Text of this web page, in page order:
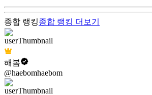
종합 랭킹종합 랭킹 더보기
해봄
@haebomhaebom